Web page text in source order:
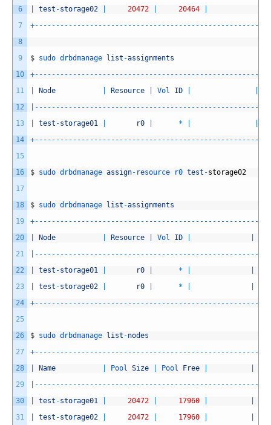
6
7
8
9
10
11
12
13
14
15
16
17
18
19
20
21
22
23
24
25
26
27
28
29
30
31
test -storage02 20472 20464
+-- -- -- -- -- -- -- -- -- -- -- -- -- -- -- -- -- -- -- -- -- -- -- -- -- -- --
$ sudo drbdmanage list -assignments
+-- -- -- -- -- -- -- -- -- -- -- -- -- -- -- -- -- -- -- -- -- -- -- -- -- -- --
Node Resource Vol ID
-- -- -- -- -- -- -- -- -- -- -- -- -- -- -- -- -- -- -- -- -- -- -- -- -- -- --
test -storage01 r0 *
+-- -- -- -- -- -- -- -- -- -- -- -- -- -- -- -- -- -- -- -- -- -- -- -- -- -- --
$ sudo drbdmanage assign- resource r0 test -storage02
$ sudo drbdmanage list -assignments
+-- -- -- -- -- -- -- -- -- -- -- -- -- -- -- -- -- -- -- -- -- -- -- -- -- -- --
Node Resource Vol ID
-- -- -- -- -- -- -- -- -- -- -- -- -- -- -- -- -- -- -- -- -- -- -- -- -- -- --
test -storage01 r0 *
test -storage02 r0 *
+-- -- -- -- -- -- -- -- -- -- -- -- -- -- -- -- -- -- -- -- -- -- -- -- -- -- --
$ sudo drbdmanage list -nodes
+-- -- -- -- -- -- -- -- -- -- -- -- -- -- -- -- -- -- -- -- -- -- -- -- -- -- --
Name Pool Size Pool Free
-- -- -- -- -- -- -- -- -- -- -- -- -- -- -- -- -- -- -- -- -- -- -- -- -- -- --
test -storage01 20472 17960
test -storage02 20472 17960